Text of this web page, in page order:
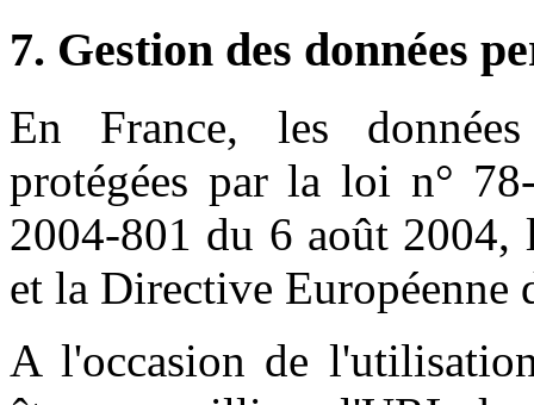
7. Gestion des données
En France, les
protégées par la loi n°
2004-801 du 6 août
et la Directive Européenne
A l'occasion de